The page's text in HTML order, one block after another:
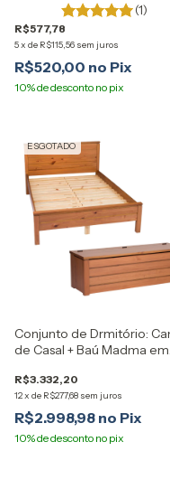
(1)
R$577,78
5x de R$115,56 sem juros
R$520,00
ESGOTADO
Conjunto de Drmitório:
de Casal + Baú Madma em
R$3.332,20
12x de R$277,68 sem juros
R$2.998,98